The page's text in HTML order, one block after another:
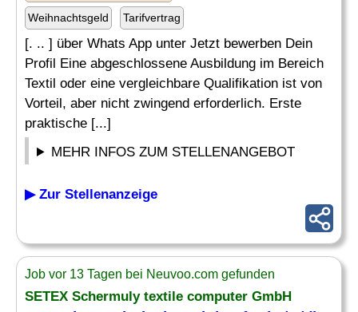
Weihnachtsgeld Tarifvertrag
[. .. ] über Whats App unter Jetzt bewerben Dein
Profil Eine abgeschlossene Ausbildung im Bereich
Textil oder eine vergleichbare Qualifikation ist von
Vorteil, aber nicht zwingend erforderlich. Erste
praktische [...]
MEHR INFOS ZUM STELLENANGEBOT
▶ Zur Stellenanzeige
Job vor 13 Tagen bei Neuvoo.com gefunden
SETEX Schermuly textile computer GmbH